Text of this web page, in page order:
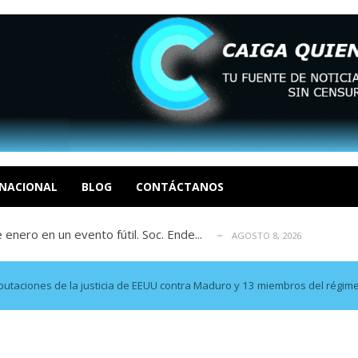
BLOG CONTÁCTANOS
R AGOSTO 8, 2026
Realpolitik y el Desmante... AGOSTO 8, 2026
García AGOSTO 7, 2026
en un evento fútil. Soc. Ende...
Luis Centeno S AGOSTO 8, 2026
R AGOSTO 8, 2026
Realpolitik y el Desmante... AGOSTO 8, 2026
García AGOSTO 7, 2026
de la justicia de EEUU contra Maduro y 13 miembros del